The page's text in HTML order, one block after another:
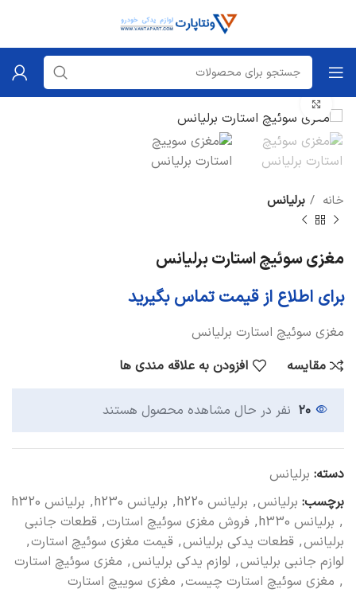
خانه برلیانس
مغزی سوئیچ استارت برلیانس
برای اطلاع از قیمت تماس بگیرید
مغزی سوئیچ استارت برلیانس
مقایسه
افزودن به علاقه مندی ها
۲۰ نفر در حال مشاهده محصول هستند
دسته: برلیانس
برچسب: برلیانس, برلیانس h220 , برلیانس h230 , برلیانس h320
, برلیانس h330 , فروش مغزی سوئیچ استارت, قطعات جانبی
برلیانس, قطعات یدکی برلیانس, قیمت مغزی سوئیچ استارت,
لوازم جانبی برلیانس, لوازم یدکی برلیانس, مغزی سوئیچ استارت
, مغزی سوئیچ استارت چیست, مغزی سوییچ استارت